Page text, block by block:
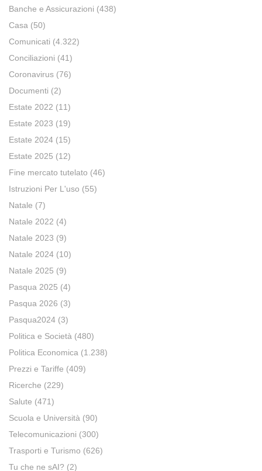
Banche e Assicurazioni (438)
Casa (50)
Comunicati (4.322)
Conciliazioni (41)
Coronavirus (76)
Documenti (2)
Estate 2022 (11)
Estate 2023 (19)
Estate 2024 (15)
Estate 2025 (12)
Fine mercato tutelato (46)
Istruzioni Per L'uso (55)
Natale (7)
Natale 2022 (4)
Natale 2023 (9)
Natale 2024 (10)
Natale 2025 (9)
Pasqua 2025 (4)
Pasqua 2026 (3)
Pasqua2024 (3)
Politica e Società (480)
Politica Economica (1.238)
Prezzi e Tariffe (409)
Ricerche (229)
Salute (471)
Scuola e Università (90)
Telecomunicazioni (300)
Trasporti e Turismo (626)
Tu che ne sAI? (2)